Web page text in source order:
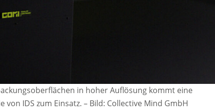
in hoher Auflösung kommt eine
von IDS zum Einsatz. – Bild: Collective Mind GmbH